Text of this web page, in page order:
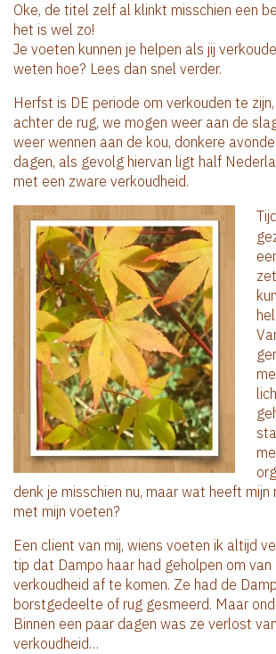
Oke, de titel zelf al klinkt misschien een
het is wel zo!
Je voeten kunnen je helpen als jij
weten hoe? Lees dan snel verder.
Herfst is DE periode om verkouden te
achter de rug, we mogen weer aan de
weer wennen aan de kou, donkere
dagen, als gevolg hiervan ligt half
met een zware verkoudheid.
denk je misschien nu, maar wat heeft mijn
met mijn voeten?
Een client van mij, wiens voeten ik altijd
tip dat Dampo haar had geholpen om
verkoudheid af te komen. Ze had de
borstgedeelte of rug gesmeerd. Maar
Binnen een paar dagen was ze verlost
verkoudheid…